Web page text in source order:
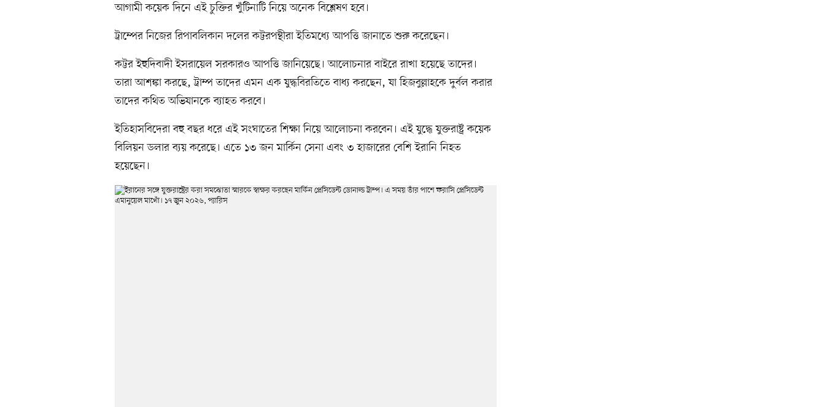
আগামী কয়েক দিনে এই চুক্তির খুঁটিনাটি নিয়ে অনেক বিশ্লেষণ হবে।
ট্রাম্পের নিজের রিপাবলিকান দলের কট্টরপন্থীরা ইতিমধ্যে আপত্তি জানাতে শুরু করেছেন।
কট্টর ইহুদিবাদী ইসরায়েল সরকারও আপত্তি জানিয়েছে। আলোচনার বাইরে রাখা হয়েছে তাদের।
তারা আশঙ্কা করছে, ট্রাম্প তাদের এমন এক যুদ্ধবিরতিতে বাধ্য করছেন, যা হিজবুল্লাহকে দুর্বল করার
তাদের কথিত অভিযানকে ব্যাহত করবে।
ইতিহাসবিদেরা বহু বছর ধরে এই সংঘাতের শিক্ষা নিয়ে আলোচনা করবেন। এই যুদ্ধে যুক্তরাষ্ট্র কয়েক
বিলিয়ন ডলার ব্যয় করেছে। এতে ১৩ জন মার্কিন সেনা এবং ৩ হাজারের বেশি ইরানি নিহত
হয়েছেন।